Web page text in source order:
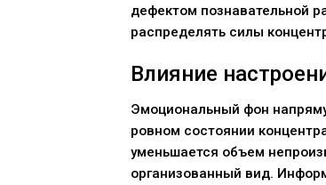
дефектом познавательной
распределять силы
Влияние
Эмоциональный фон
ровном состоянии
уменьшается объем
организованный вид.